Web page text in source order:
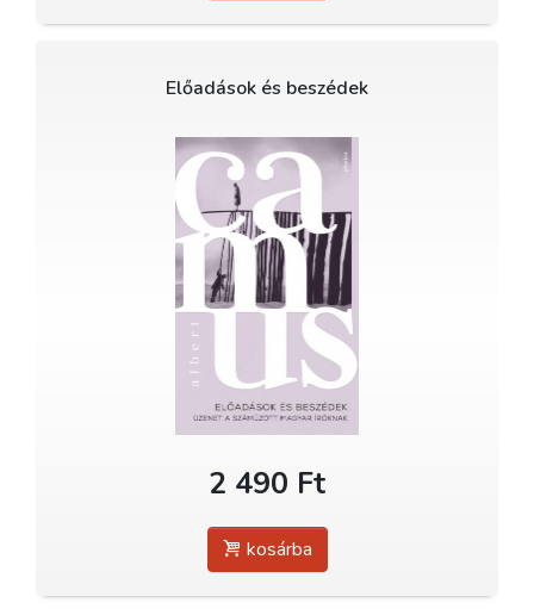
Előadások és beszédek
2 490 Ft
kosárba